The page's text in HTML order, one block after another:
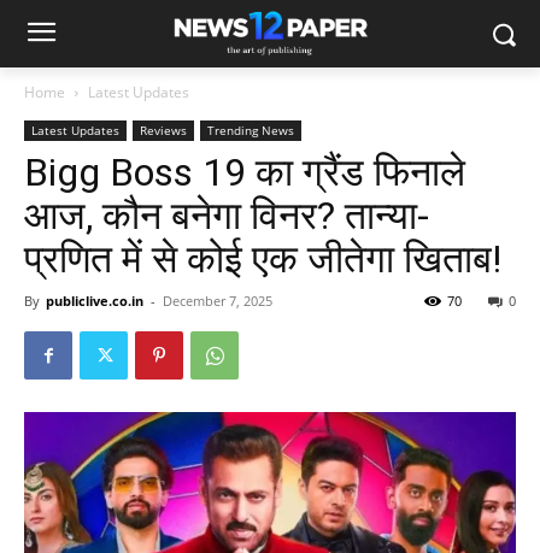
Home Latest Updates
Latest Updates Reviews Trending News
Bigg Boss 19 का ग्रैंड फिनाले
आज, कौन बनेगा विनर? तान्या-
प्रणित में से कोई एक जीतेगा खिताब!
By publiclive.co.in - December 7, 2025 0
70